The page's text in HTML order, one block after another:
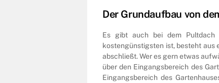
Der Grundaufbau von
Es gibt auch bei dem Pultdach
kostengünstigsten ist, besteht aus
abschließt. Wer es gern etwas
über den Eingangsbereich des
Eingangsbereich des